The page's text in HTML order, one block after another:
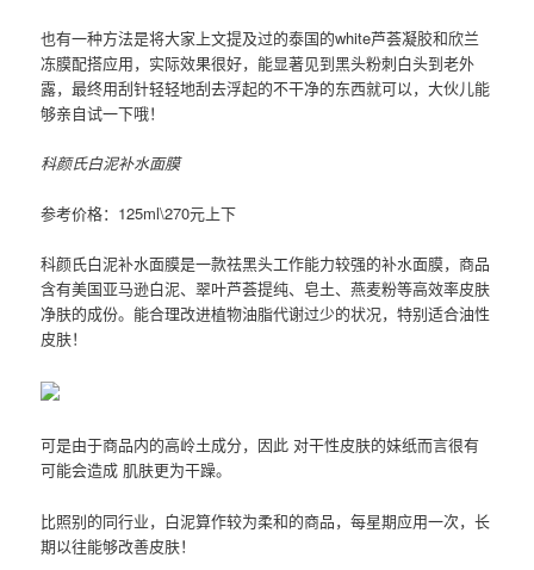
也有一种方法是将大家上文提及过的泰国的white芦荟凝胶和欣兰
冻膜配搭应用，实际效果很好，能显著见到黑头粉刺白头到老外
露，最终用刮针轻轻地刮去浮起的不干净的东西就可以，大伙儿能
够亲自试一下哦！
科颜氏白泥补水面膜
参考价格：125ml\270元上下
科颜氏白泥补水面膜是一款祛黑头工作能力较强的补水面膜，商品
含有美国亚马逊白泥、翠叶芦荟提纯、皂土、燕麦粉等高效率皮肤
净肤的成份。能合理改进植物油脂代谢过少的状况，特别适合油性
皮肤！
可是由于商品内的高岭土成分，因此 对干性皮肤的妹纸而言很有
可能会造成 肌肤更为干躁。
比照别的同行业，白泥算作较为柔和的商品，每星期应用一次，长
期以往能够改善皮肤！